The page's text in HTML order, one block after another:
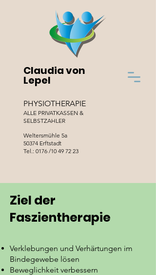
Claudia von
Lepel
PHYSIOTHERAPIE
ALLE PRIVATKASSEN &
SELBSTZAHLER
Weltersmühle 5a
50374 Erftstadt
Tel.: 0176 /10 49 72 23
Ziel der
Faszientherapie
Verklebungen und Verhärtungen im
Bindegewebe lösen
Beweglichkeit verbessern